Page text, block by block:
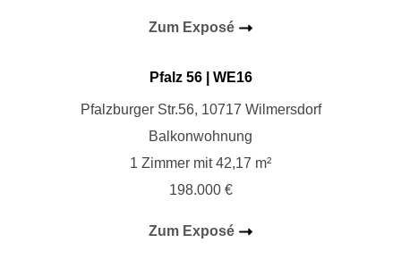
Zum Exposé
Pfalz 56| WE16
Pfalzburger Str.56, 10717 Wilmersdorf
Balkonwohnung
1 Zimmer mit 42,17 m²
198.000 €
Zum Exposé